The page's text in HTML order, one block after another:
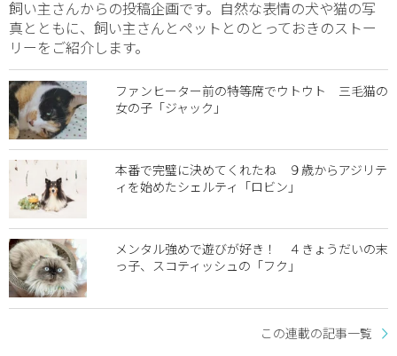
飼い主さんからの投稿企画です。自然な表情の犬や猫の写
真とともに、飼い主さんとペットとのとっておきのストー
リーをご紹介します。
ファンヒーター前の特等席でウトウト 三毛猫の
女の子「ジャック」
本番で完璧に決めてくれたね ９歳からアジリテ
ィを始めたシェルティ「ロビン」
メンタル強めで遊びが好き！ ４きょうだいの末
っ子、スコティッシュの「フク」
この連載の記事一覧